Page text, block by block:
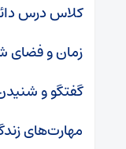
کلاس درس
زمان و فضای
گفتگو و
مهارت‌های